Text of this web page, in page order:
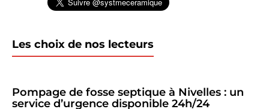
Les choix de nos lecteurs
Pompage de fosse septique à Nivelles : un
service d’urgence disponible 24h/24